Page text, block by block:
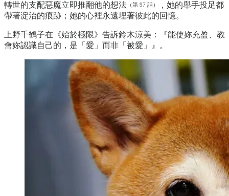
轉世的支配惡魔立即推翻他的想法 （第 97 話）
，她的舉手投足都
帶著淀治的痕跡；她的心裡永遠埋著彼此的回憶。
上野千鶴子在《始於極限》告訴鈴木涼美：『能使妳充盈、教
會妳認識自己的，是「愛」而非「被愛」』。